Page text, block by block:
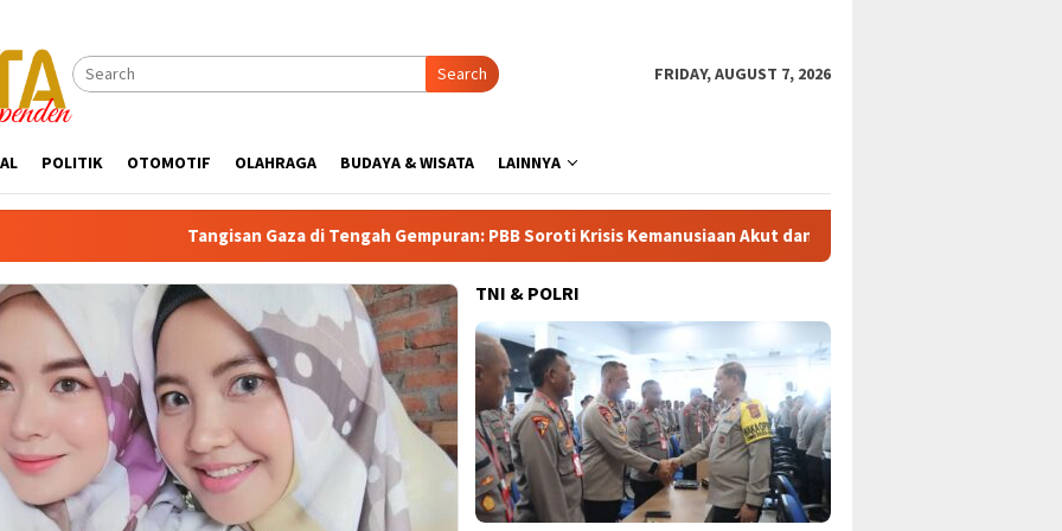
Search FRIDAY, AUGUST 7, 2026
POLITIK OTOMOTIF OLAHRAGA BUDAYA & WISATA LAINNYA
Tangisan Gaza di Tengah Gempuran: PBB Soroti Krisis Kemanusiaan Akut dan Kekerasan Israel
TNI & POLRI